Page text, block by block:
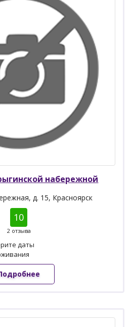
набережной
д. 15, Красноярск
10
2 отзыва
даты